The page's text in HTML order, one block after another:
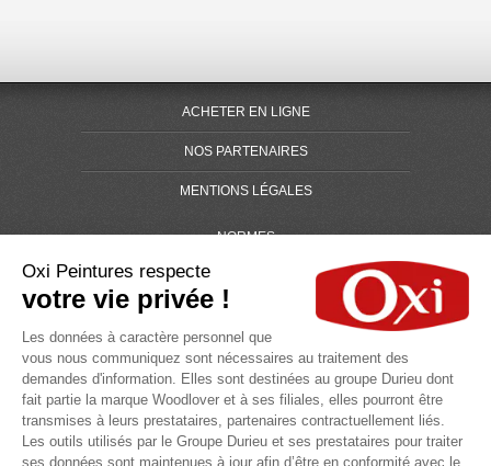
ACHETER EN LIGNE
NOS PARTENAIRES
MENTIONS LÉGALES
NORMES
DOCUMENTATIONS
CHARTE DE DONNÉES PERSONNELLES
PRESSE
GLOSSAIRE
PLAN DU SITE
Oxi Peintures respecte
votre vie privée !
Les données à caractère personnel que
vous nous communiquez sont nécessaires au traitement des
demandes d'information. Elles sont destinées au groupe Durieu dont
fait partie la marque Woodlover et à ses filiales, elles pourront être
transmises à leurs prestataires, partenaires contractuellement liés.
Les outils utilisés par le Groupe Durieu et ses prestataires pour traiter
ses données sont maintenues à jour afin d’être en conformité avec le